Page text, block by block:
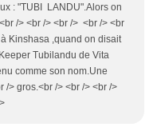
: "TUBI LANDU".Alors on
/> <br /> <br /> <br /> <br
Kinshasa ,quand on disait
Tubilandu de Vita
comme son nom.Une
/> gros.<br /> <br /> <br />